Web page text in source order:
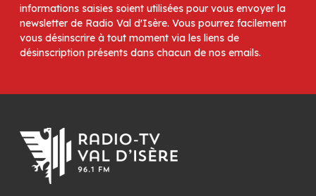
informations saisies soient utilisées pour vous envoyer la
newsletter de Radio Val d'Isère. Vous pourrez facilement
vous désinscrire à tout moment via les liens de
désinscription présents dans chacun de nos emails.